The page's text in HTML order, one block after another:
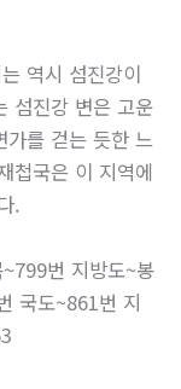
역시 섬진강이
섬진강 변은 고운
가를 걷는 듯한 느
첩국은 이 지역에
.
번 지방도~봉
국도~861번 지